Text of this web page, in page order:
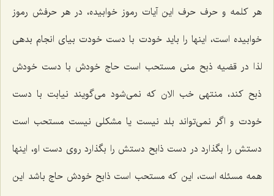
هر كلمه و حرف حرف این آیات رموز خوابیده، در هر حرفش رموز
خوابیده است، اینها را باید خودت با دست خودت بیای انجام بدهی
لذا در قضیه ذبح منی مستحب است حاج خودش با دست خودش
ذبح كند، منتهی خب الان كه نمی‌شود می‌گویند نیابت با دست
خودت و اگر نمی‌تواند بلد نیست یا مشكلی نیست مستحب است
دستش را بگذارد در دست ذابح دستش را بگذارد روی دست او، اینها
همه مسئله است، این كه مستحب است ذابح خودش حاج باشد این